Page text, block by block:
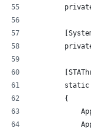
static
        {